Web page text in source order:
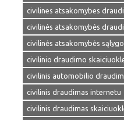
civilines atsakomybes
civilinės atsakomybės
civilinės atsakomybės
civilinio draudimo
civilinis automobilio
civilinis draudimas internetu
civilinis draudimas